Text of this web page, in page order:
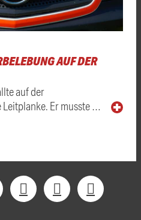
AUF DER
auf der
Er musste …